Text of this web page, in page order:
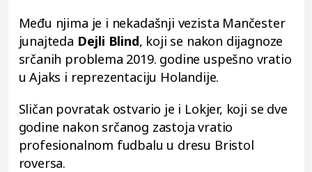
Među njima je i nekadašnji vezista Mančester
junajteda Dejli Blind, koji se nakon dijagnoze
srčanih problema 2019. godine uspešno vratio
u Ajaks i reprezentaciju Holandije.
Sličan povratak ostvario je i Lokjer, koji se dve
godine nakon srčanog zastoja vratio
profesionalnom fudbalu u dresu Bristol
roversa.